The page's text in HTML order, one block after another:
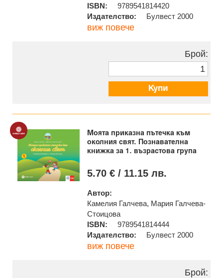
ISBN:
9789541814420
Издателство:
Булвест 2000
виж повече
Брой:
Купи
Моята приказна пътечка към
околния свят. Познавателна
книжка за 1. възрастова група
5.70 € / 11.15 лв.
Автор:
Камелия Галчева, Мария Галчева-
Стоицова
ISBN:
9789541814444
Издателство:
Булвест 2000
виж повече
Брой: